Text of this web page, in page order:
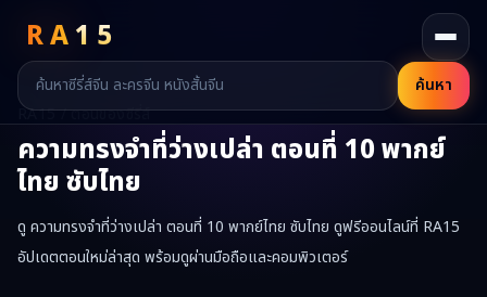
RA15
ค้นหา
RA15 / ตอนของซีรี่ส์
ความทรงจำที่ว่างเปล่า ตอนที่ 10พากย์
ไทย ซับไทย
ดู ความทรงจำที่ว่างเปล่า ตอนที่ 10 พากย์ไทย ซับไทย ดูฟรีออนไลน์ที่ RA15
อัปเดตตอนใหม่ล่าสุด พร้อมดูผ่านมือถือและคอมพิวเตอร์